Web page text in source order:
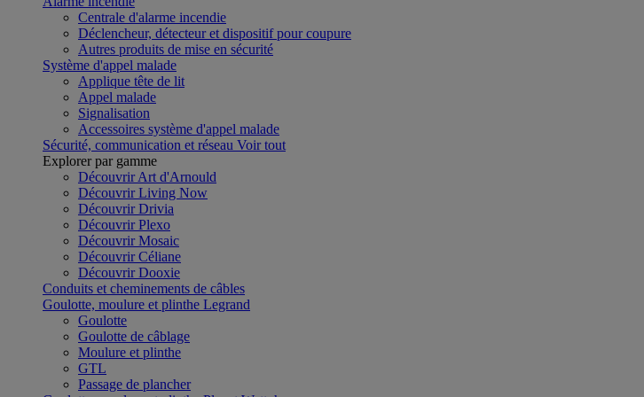
Centrale d'alarme incendie
Déclencheur, détecteur et dispositif pour coupure
Autres produits de mise en sécurité
Système d'appel malade
Applique tête de lit
Appel malade
Signalisation
Accessoires système d'appel malade
Sécurité, communication et réseau Voir tout
Explorer par gamme
Découvrir Art d'Arnould
Découvrir Living Now
Découvrir Drivia
Découvrir Plexo
Découvrir Mosaic
Découvrir Céliane
Découvrir Dooxie
Conduits et cheminements de câbles
Goulotte, moulure et plinthe Legrand
Goulotte
Goulotte de câblage
Moulure et plinthe
GTL
Passage de plancher